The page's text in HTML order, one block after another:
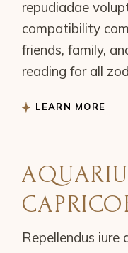
repudiadae
compatibility
friends, family,
reading for all
LEARN MORE
Repellendus iure